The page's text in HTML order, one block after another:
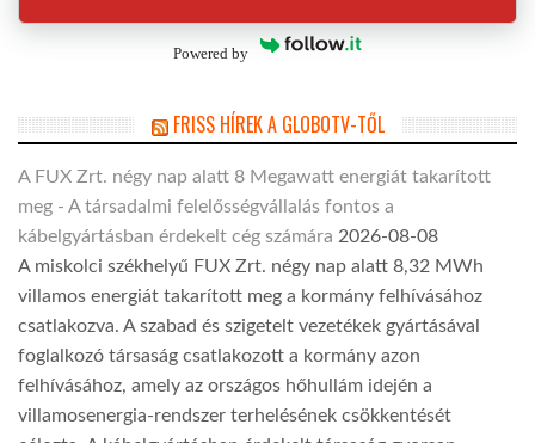
Powered by
FRISS HÍREK A GLOBOTV-TŐL
A FUX Zrt. négy nap alatt 8 Megawatt energiát takarított
meg - A társadalmi felelősségvállalás fontos a
kábelgyártásban érdekelt cég számára 2026-08-08
A miskolci székhelyű FUX Zrt. négy nap alatt 8,32 MWh
villamos energiát takarított meg a kormány felhívásához
csatlakozva. A szabad és szigetelt vezetékek gyártásával
foglalkozó társaság csatlakozott a kormány azon
felhívásához, amely az országos hőhullám idején a
villamosenergia-rendszer terhelésének csökkentését